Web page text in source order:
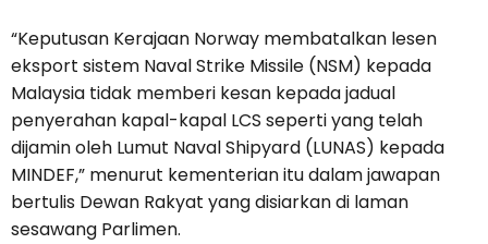
“Keputusan Kerajaan Norway membatalkan lesen
eksport sistem Naval Strike Missile (NSM) kepada
Malaysia tidak memberi kesan kepada jadual
penyerahan kapal-kapal LCS seperti yang telah
dijamin oleh Lumut Naval Shipyard (LUNAS) kepada
MINDEF,” menurut kementerian itu dalam jawapan
bertulis Dewan Rakyat yang disiarkan di laman
sesawang Parlimen.